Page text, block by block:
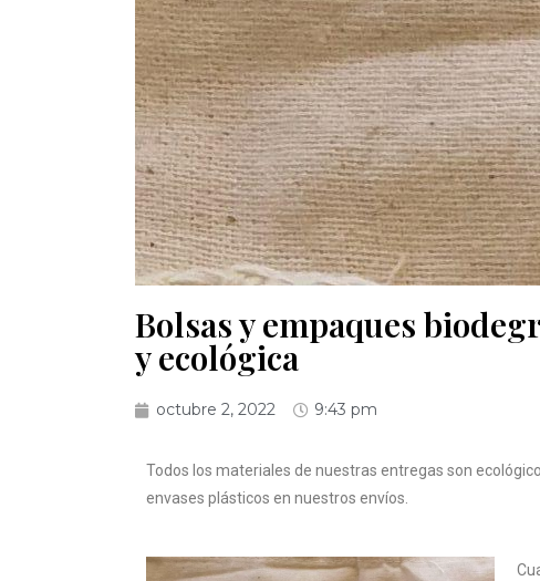
Bolsas y empaques
y ecológica
octubre 2, 2022 9:43 pm
Todos los materiales de nuestras entregas son
envases plásticos en nuestros envíos.